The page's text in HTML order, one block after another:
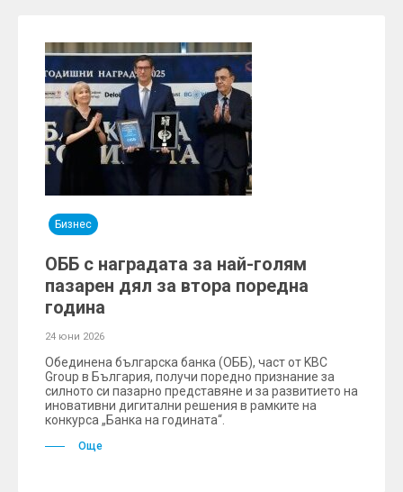
Бизнес
ОББ с наградата за най-голям
пазарен дял за втора поредна
година
24 юни 2026
Обединена българска банка (ОББ), част от KBC
Group в България, получи поредно признание за
силното си пазарно представяне и за развитието на
иновативни дигитални решения в рамките на
конкурса „Банка на годината“.
Още